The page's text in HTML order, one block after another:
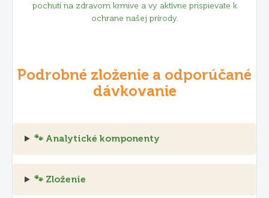
pochutí na zdravom krmive a vy aktívne prispievate k
ochrane našej prírody.
Podrobné zloženie a odporúčané
dávkovanie
🐾 Analytické komponenty
🐾 Zloženie